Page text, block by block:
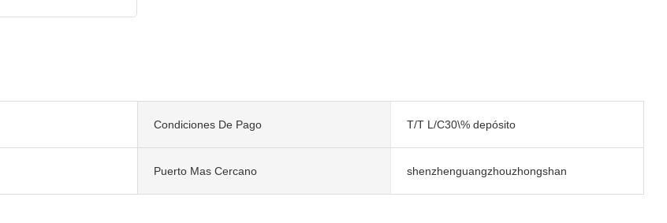
Condiciones De Pago T/T L/C30\% depósito
Puerto Mas Cercano shenzhenguangzhouzhongshan